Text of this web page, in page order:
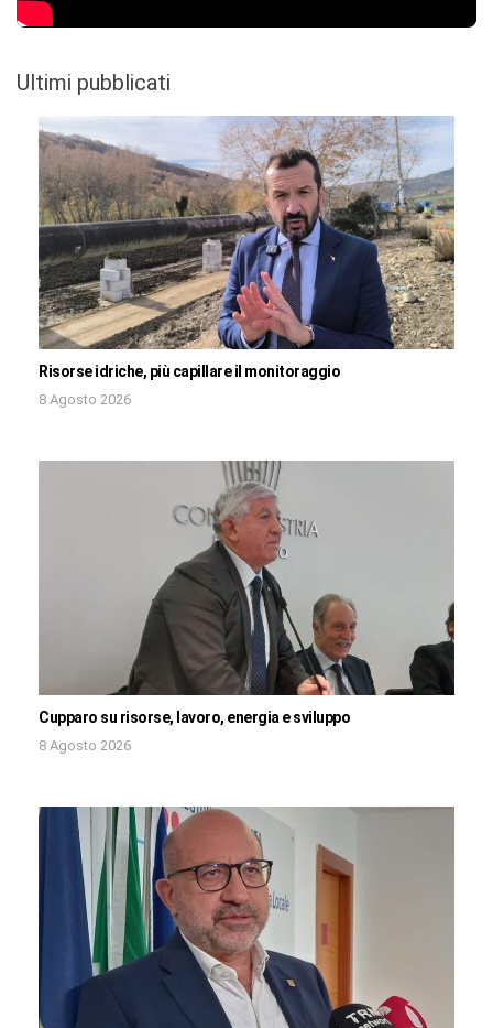
Ultimi pubblicati
Risorse idriche, più capillare il monitoraggio
8 Agosto 2026
Cupparo su risorse, lavoro, energia e sviluppo
8 Agosto 2026